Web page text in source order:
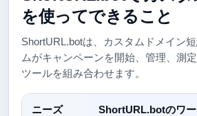
を使ってできること
ShortURL.botは、カスタムドメイン
ムがキャンペーンを開始、管理、測
ツールを組み合わせます。
ニーズ ShortURL.botのワ